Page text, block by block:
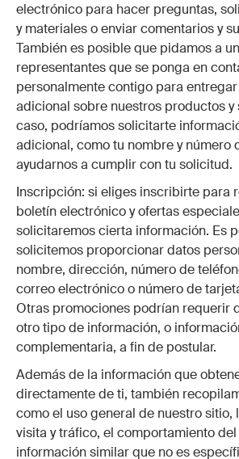
electrónico para hacer preguntas,
y materiales o enviar comentarios y
También es posible que pidamos a
representantes que se ponga en
personalmente contigo para
adicional sobre nuestros productos y
caso, podríamos solicitarte
adicional, como tu nombre y número
ayudarnos a cumplir con tu solicitud.
Inscripción: si eliges inscribirte para
boletín electrónico y ofertas
solicitaremos cierta información. Es
solicitemos proporcionar datos
nombre, dirección, número de
correo electrónico o número de
Otras promociones podrían requerir
otro tipo de información, o
complementaria, a fin de postular.
Además de la información que
directamente de ti, también
como el uso general de nuestro sitio,
visita y tráfico, el comportamiento
información similar que no es